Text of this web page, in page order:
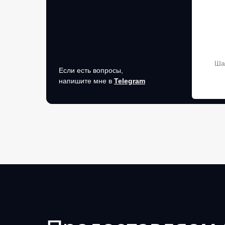
Если есть вопросы,
напишите мне в Telegram